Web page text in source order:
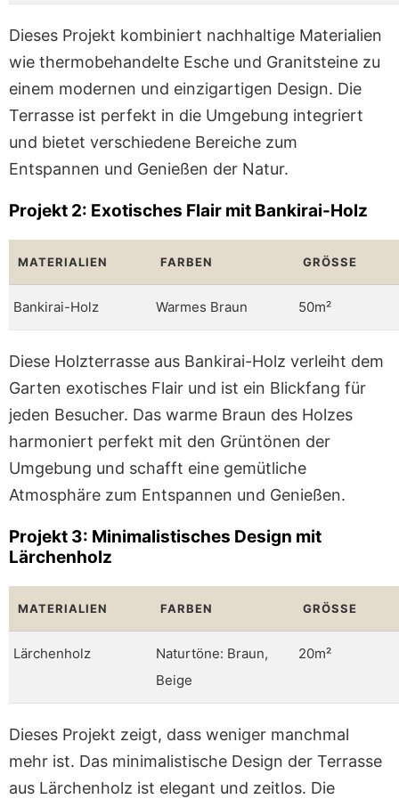
Dieses Projekt kombiniert nachhaltige Materialien
wie thermobehandelte Esche und Granitsteine zu
einem modernen und einzigartigen Design. Die
Terrasse ist perfekt in die Umgebung integriert
und bietet verschiedene Bereiche zum
Entspannen und Genießen der Natur.
Projekt 2: Exotisches Flair mit Bankirai-Holz
MATERIALIEN FARBEN GRÖSSE
Bankirai-Holz Warmes Braun 50m²
Diese Holzterrasse aus Bankirai-Holz verleiht dem
Garten exotisches Flair und ist ein Blickfang für
jeden Besucher. Das warme Braun des Holzes
harmoniert perfekt mit den Grüntönen der
Umgebung und schafft eine gemütliche
Atmosphäre zum Entspannen und Genießen.
Projekt 3: Minimalistisches Design mit
Lärchenholz
MATERIALIEN FARBEN GRÖSSE
Lärchenholz
Naturtöne: Braun,
Beige
20m²
Dieses Projekt zeigt, dass weniger manchmal
mehr ist. Das minimalistische Design der Terrasse
aus Lärchenholz ist elegant und zeitlos. Die